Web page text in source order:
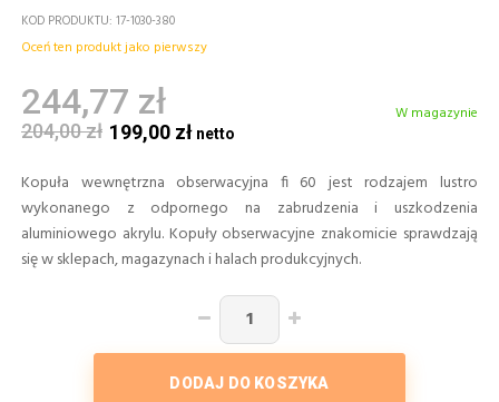
KOD PRODUKTU 17-1030-380
Oceń ten produkt jako pierwszy
244,77 zł
199,00 zł
204,00 zł
W magazynie
Kopuła wewnętrzna obserwacyjna fi 60 jest rodzajem lustro
wykonanego z odpornego na zabrudzenia i uszkodzenia
aluminiowego akrylu. Kopuły obserwacyjne znakomicie sprawdzają
się w sklepach, magazynach i halach produkcyjnych.
DODAJ DO KOSZYKA